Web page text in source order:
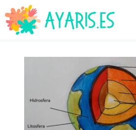
Saltar
al
contenido